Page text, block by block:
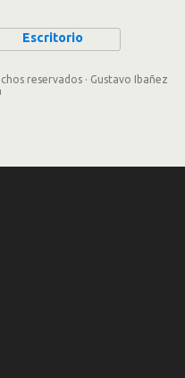
Escritorio
reservados · Gustavo Ibañez